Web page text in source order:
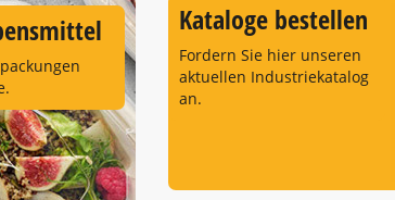
Kataloge bestellen
Fordern Sie hier unseren
aktuellen Industriekatalog
an.